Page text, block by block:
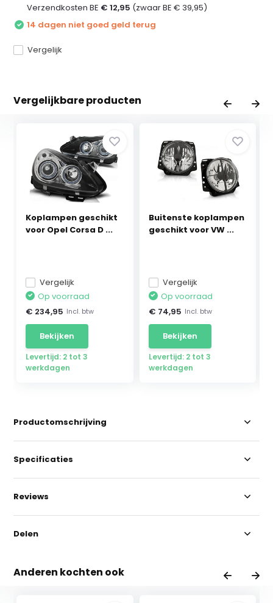
Verzendkosten BE € 12,95 (zwaar BE € 39,95)
14 dagen niet goed geld terug
Vergelijk
Vergelijkbare producten
Koplampen geschikt
voor Opel Corsa D ...
Vergelijk
Op voorraad
€ 234,95 Incl. btw
Bekijken
Levertijd: 2 tot 3
werkdagen
Buitenste koplampen
geschikt voor VW ...
Vergelijk
Op voorraad
€ 74,95 Incl. btw
Bekijken
Levertijd: 2 tot 3
werkdagen
Productomschrijving
Specificaties
Reviews
Delen
Anderen kochten ook